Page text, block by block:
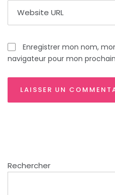
Enregistrer mon nom,
navigateur pour mon
Rechercher